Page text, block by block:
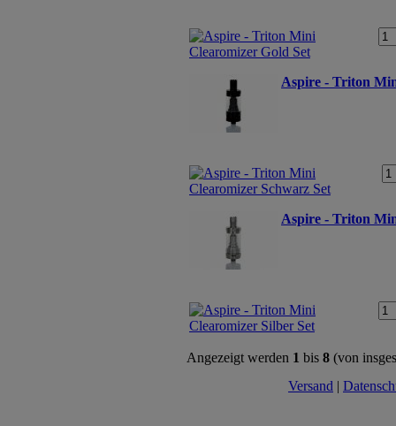
Aspire - Triton
Aspire - Triton
Angezeigt werden 1 bis 8 (von
Versand |